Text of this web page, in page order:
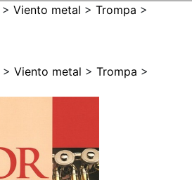
> Viento metal > Trompa >
> Viento metal > Trompa >